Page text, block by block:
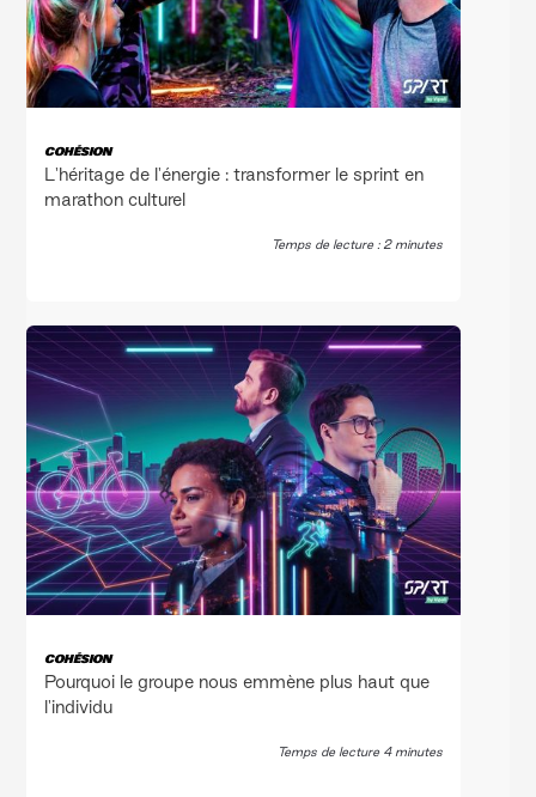
COHÉSION
L'héritage de l'énergie : transformer le sprint en
marathon culturel
Temps de lecture : 2 minutes
COHÉSION
Pourquoi le groupe nous emmène plus haut que
l'individu
Temps de lecture 4 minutes